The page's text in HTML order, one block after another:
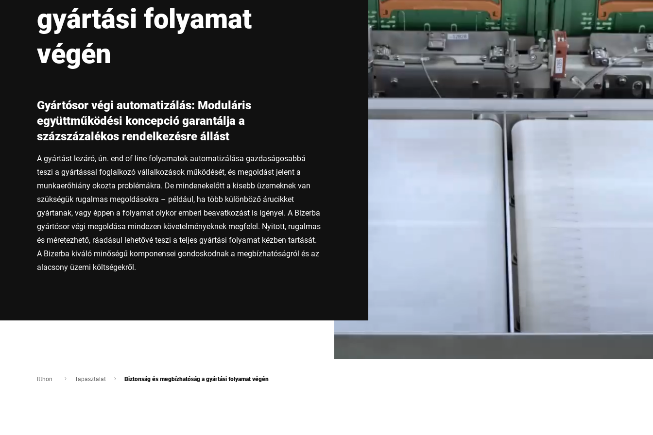
Svájc Törökország Ukrajna
Globális weboldal
gyártási folyamat
végén
Gyártósor végi automatizálás: Moduláris
együttműködési koncepció garantálja a
százszázalékos rendelkezésre állást
A gyártást lezáró, ún. end of line folyamatok automatizálása gazdaságosabbá
teszi a gyártással foglalkozó vállalkozások működését, és megoldást jelent a
munkaerőhiány okozta problémákra. De mindenekelőtt a kisebb üzemeknek van
szükségük rugalmas megoldásokra – például, ha több különböző árucikket
gyártanak, vagy éppen a folyamat olykor emberi beavatkozást is igényel. A Bizerba
gyártósor végi megoldása mindezen követelményeknek megfelel. Nyitott, rugalmas
és méretezhető, ráadásul lehetővé teszi a teljes gyártási folyamat kézben tartását.
A Bizerba kiváló minőségű komponensei gondoskodnak a megbízhatóságról és az
alacsony üzemi költségekről.
Itthon Tapasztalat Biztonság és megbízhatóság a gyártási folyamat végén